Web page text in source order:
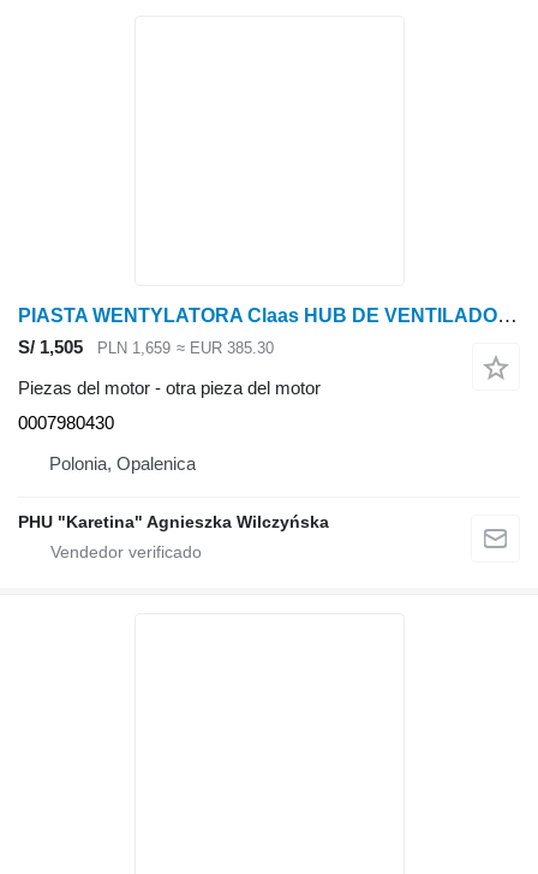
PIASTA WENTYLATORA Claas HUB DE VENTILADOR Lexion 560 0007980430 (Accionamiento del ventilador) para Claas Lexion 560 cosechadora de cereales
S/ 1,505 PLN 1,659 ≈ EUR 385.30
Piezas del motor - otra pieza del motor
0007980430
Polonia, Opalenica
PHU "Karetina" Agnieszka Wilczyńska